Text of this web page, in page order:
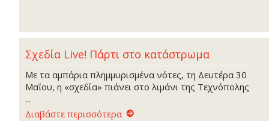
Σχεδία Live! Πάρτι στο κατάστρωμα
Με τα αμπάρια πλημμυρισμένα νότες, τη Δευτέρα 30
Μαΐου, η «σχεδία» πιάνει στο λιμάνι της Τεχνόπολης
...
Διαβάστε περισσότερα